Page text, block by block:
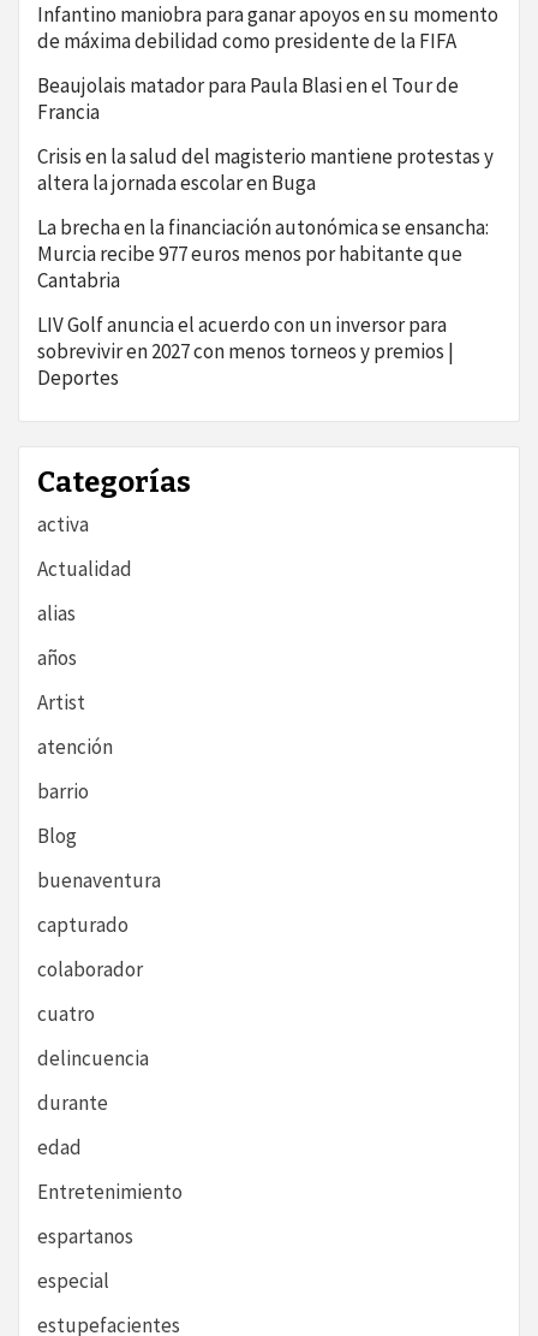
Infantino maniobra para ganar apoyos en su momento
de máxima debilidad como presidente de la FIFA
Beaujolais matador para Paula Blasi en el Tour de
Francia
Crisis en la salud del magisterio mantiene protestas y
altera la jornada escolar en Buga
La brecha en la financiación autonómica se ensancha:
Murcia recibe 977 euros menos por habitante que
Cantabria
LIV Golf anuncia el acuerdo con un inversor para
sobrevivir en 2027 con menos torneos y premios |
Deportes
Categorías
activa
Actualidad
alias
años
Artist
atención
barrio
Blog
buenaventura
capturado
colaborador
cuatro
delincuencia
durante
edad
Entretenimiento
espartanos
especial
estupefacientes